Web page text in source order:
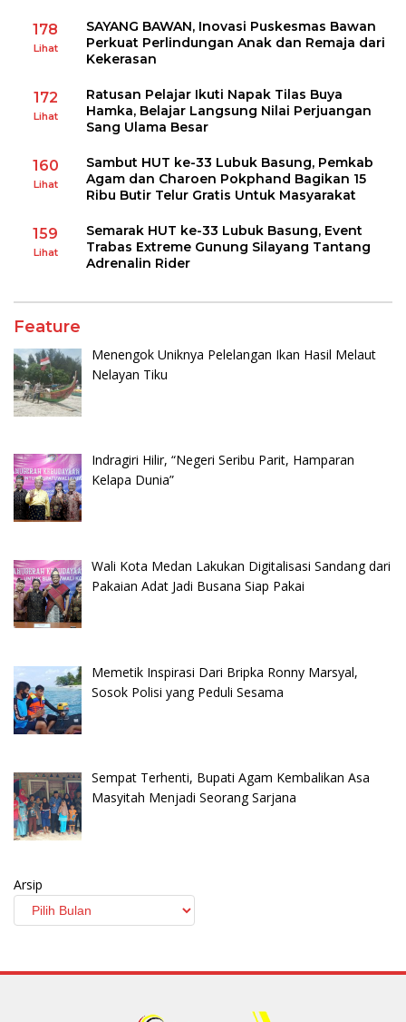
178
Lihat
SAYANG BAWAN, Inovasi Puskesmas Bawan
Perkuat Perlindungan Anak dan Remaja dari
Kekerasan
172
Lihat
Ratusan Pelajar Ikuti Napak Tilas Buya
Hamka, Belajar Langsung Nilai Perjuangan
Sang Ulama Besar
160
Lihat
Sambut HUT ke-33 Lubuk Basung, Pemkab
Agam dan Charoen Pokphand Bagikan 15
Ribu Butir Telur Gratis Untuk Masyarakat
159
Lihat
Semarak HUT ke-33 Lubuk Basung, Event
Trabas Extreme Gunung Silayang Tantang
Adrenalin Rider
Feature
Menengok Uniknya Pelelangan Ikan Hasil Melaut
Nelayan Tiku
Indragiri Hilir, “Negeri Seribu Parit, Hamparan
Kelapa Dunia”
Wali Kota Medan Lakukan Digitalisasi Sandang dari
Pakaian Adat Jadi Busana Siap Pakai
Memetik Inspirasi Dari Bripka Ronny Marsyal,
Sosok Polisi yang Peduli Sesama
Sempat Terhenti, Bupati Agam Kembalikan Asa
Masyitah Menjadi Seorang Sarjana
Arsip